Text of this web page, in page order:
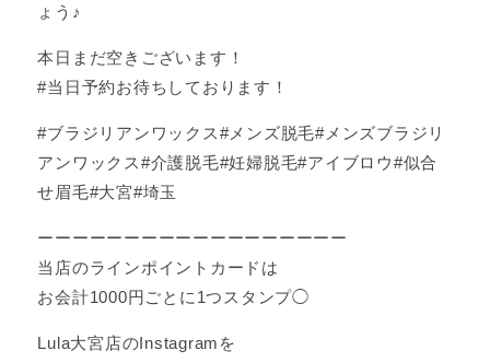
ょう♪
本日まだ空きございます！
#当日予約お待ちしております！
#ブラジリアンワックス#メンズ脱毛#メンズブラジリ
アンワックス#介護脱毛#妊婦脱毛#アイブロウ#似合
せ眉毛#大宮#埼玉
ーーーーーーーーーーーーーーーーーー
当店のラインポイントカードは
お会計1000円ごとに1つスタンプ◯
Lula大宮店のInstagramを